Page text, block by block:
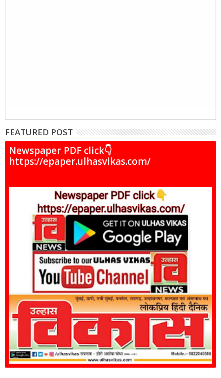
FEATURED POST
Newspaper PDF click👇
https://epaper.ulhasvikas.com/